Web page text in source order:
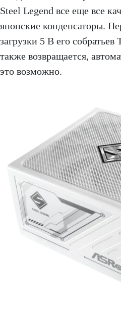
Steel Legend все еще все
японские конденсаторы.
загрузки 5 В его
также возвращается,
это возможно.